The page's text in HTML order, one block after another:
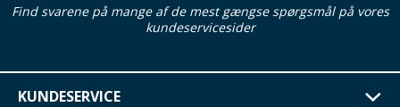
Find svarene på mange af de mest gængse spørgsmål på vores
kundeservicesider
KUNDESERVICE